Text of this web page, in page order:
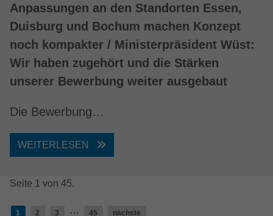
Anpassungen an den Standorten Essen,
Duisburg und Bochum machen Konzept
noch kompakter / Ministerpräsident Wüst:
Wir haben zugehört und die Stärken
unserer Bewerbung weiter ausgebaut
Die Bewerbung…
WEITERLESEN
Seite 1 von 45.
1 2 3 … 45 nächste